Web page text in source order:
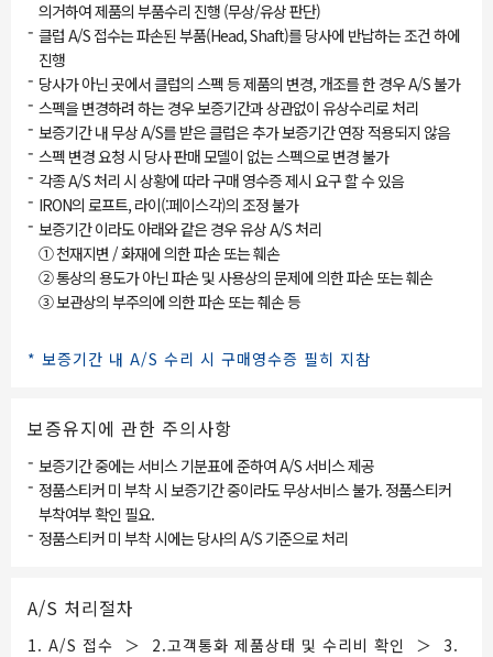
의거하여 제품의 부품수리 진행 (무상/유상 판단)
- 클럽 A/S 접수는 파손된 부품(Head, Shaft)를 당사에 반납하는 조건 하에
진행
- 당사가 아닌 곳에서 클럽의 스펙 등 제품의 변경, 개조를 한 경우 A/S 불가
- 스펙을 변경하려 하는 경우 보증기간과 상관없이 유상수리로 처리
- 보증기간 내 무상 A/S를 받은 클럽은 추가 보증기간 연장 적용되지 않음
- 스펙 변경 요청 시 당사 판매 모델이 없는 스펙으로 변경 불가
- 각종 A/S 처리 시 상황에 따라 구매 영수증 제시 요구 할 수 있음
- IRON의 로프트, 라이(:페이스각)의 조정 불가
- 보증기간 이라도 아래와 같은 경우 유상 A/S 처리
① 천재지변 / 화재에 의한 파손 또는 훼손
② 통상의 용도가 아닌 파손 및 사용상의 문제에 의한 파손 또는 훼손
③ 보관상의 부주의에 의한 파손 또는 췌손 등
* 보증기간 내 A/S 수리 시 구매영수증 필히 지참
보증유지에 관한 주의사항
- 보증기간 중에는 서비스 기분표에 준하여 A/S 서비스 제공
- 정품스티커 미 부착 시 보증기간 중이라도 무상서비스 불가. 정품스티커
부착여부 확인 필요.
- 정품스티커 미 부착 시에는 당사의 A/S 기준으로 처리
A/S 처리절차
1. A/S 접수 ＞ 2.고객통화 제품상태 및 수리비 확인 ＞ 3.